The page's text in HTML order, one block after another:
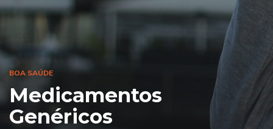
BOA SAÚDE
Medicamentos
Genéricos